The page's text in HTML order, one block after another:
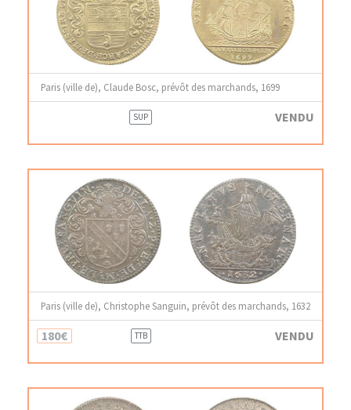
Paris (ville de), Claude Bosc, prévôt des marchands, 1699
SUP VENDU
Paris (ville de), Christophe Sanguin, prévôt des marchands, 1632
180€ TTB VENDU